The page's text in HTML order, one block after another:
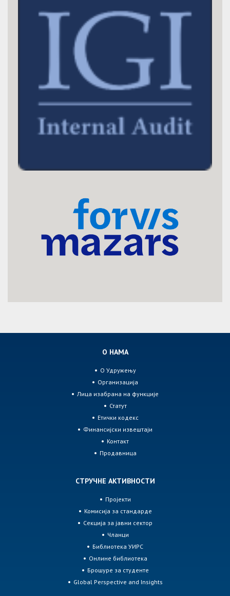
О НАМА
О Удружењу
Организација
Лица изабрана на функције
Статут
Етички кодекс
Финансијски извештаји
Контакт
Продавница
СТРУЧНЕ АКТИВНОСТИ
Пројекти
Комисија за стандарде
Секција за јавни сектор
Чланци
Библиотека УИРС
Онлине библиотека
Брошуре за студенте
Global Perspective and Insights